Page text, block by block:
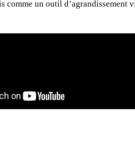
comme un outil d’agrandissement